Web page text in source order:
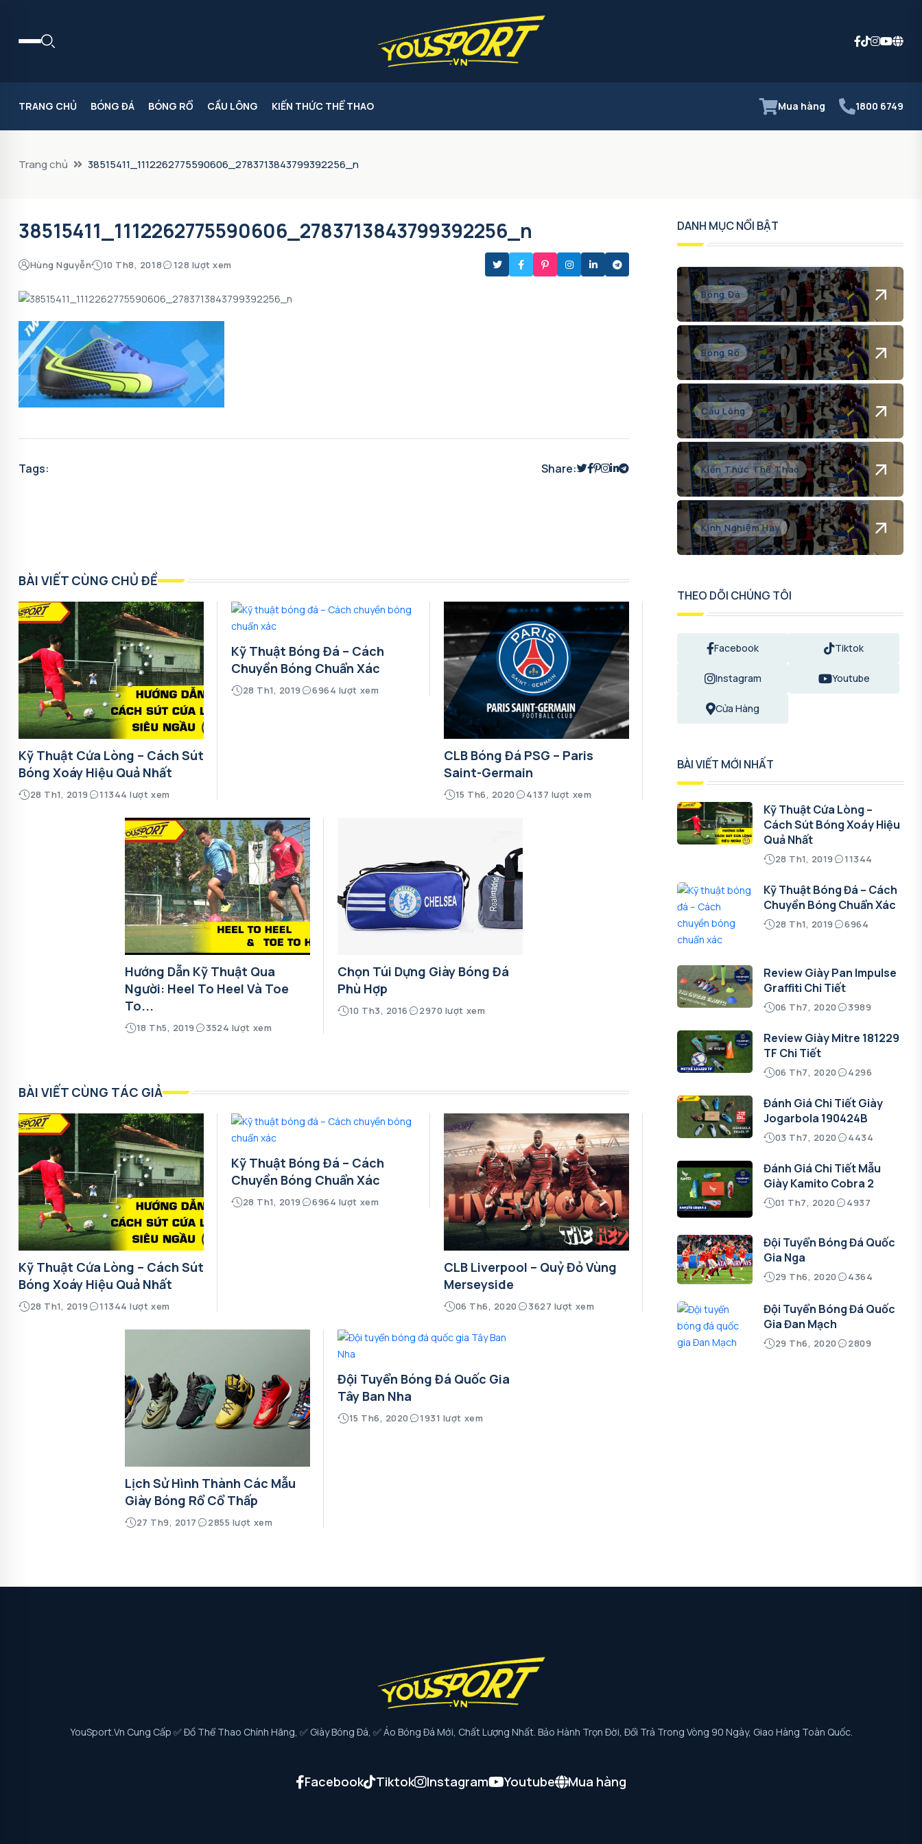
TRANG CHỦ BÓNG ĐÁ BÓNG RỔ CẦU LÔNG KIẾN THỨC THỂ THAO Mua hàng 1800 6749
Trang chủ 38515411_1112262775590606_2783713843799392256_n
38515411_1112262775590606_2783713843799392256_n
Hùng Nguyễn 10 Th8, 2018 128 lượt xem
Tags: Share:
BÀI VIẾT CÙNG CHỦ ĐỀ
Kỹ Thuật Cứa Lòng – Cách Sút
Bóng Xoáy Hiệu Quả Nhất
28 Th1, 2019 11344 lượt xem
Kỹ Thuật Bóng Đá – Cách
Chuyền Bóng Chuẩn Xác
28 Th1, 2019 6964 lượt xem
CLB Bóng Đá PSG – Paris
Saint-Germain
15 Th6, 2020 4137 lượt xem
Hướng Dẫn Kỹ Thuật Qua
Người: Heel To Heel Và Toe
To...
18 Th5, 2019 3524 lượt xem
Chọn Túi Dựng Giày Bóng Đá
Phù Hợp
10 Th3, 2016 2970 lượt xem
BÀI VIẾT CÙNG TÁC GIẢ
Kỹ Thuật Cứa Lòng – Cách Sút
Bóng Xoáy Hiệu Quả Nhất
28 Th1, 2019 11344 lượt xem
Kỹ Thuật Bóng Đá – Cách
Chuyền Bóng Chuẩn Xác
28 Th1, 2019 6964 lượt xem
CLB Liverpool – Quỷ Đỏ Vùng
Merseyside
06 Th6, 2020 3627 lượt xem
Lịch Sử Hình Thành Các Mẫu
Giày Bóng Rổ Cổ Thấp
27 Th9, 2017 2855 lượt xem
Đội Tuyển Bóng Đá Quốc Gia
Tây Ban Nha
15 Th6, 2020 1931 lượt xem
DANH MỤC NỔI BẬT
Bóng Đá
Bóng Rổ
Cầu Lông
Kiến Thức Thể Thao
Kinh Nghiệm Hay
THEO DÕI CHÚNG TÔI
Facebook Tiktok
Instagram Youtube
Cửa Hàng
BÀI VIẾT MỚI NHẤT
Kỹ Thuật Cứa Lòng –
Cách Sút Bóng Xoáy Hiệu
Quả Nhất
28 Th1, 2019 11344
Kỹ Thuật Bóng Đá – Cách
Chuyền Bóng Chuẩn Xác
28 Th1, 2019 6964
Review Giày Pan Impulse
Graffiti Chi Tiết
06 Th7, 2020 3989
Review Giày Mitre 181229
TF Chi Tiết
06 Th7, 2020 4296
Đánh Giá Chi Tiết Giày
Jogarbola 190424B
03 Th7, 2020 4434
Đánh Giá Chi Tiết Mẫu
Giày Kamito Cobra 2
01 Th7, 2020 4937
Đội Tuyển Bóng Đá Quốc
Gia Nga
29 Th6, 2020 4364
Đội Tuyển Bóng Đá Quốc
Gia Đan Mạch
29 Th6, 2020 2809
YouSport.vn Cung Cấp ✅ Đồ Thể Thao Chính Hãng, ✅ Giày Bóng Đá, ✅ Áo Bóng Đá Mới, Chất Lượng Nhất. Bảo Hành Trọn Đời, Đổi Trả Trong Vòng 90 Ngày, Giao Hàng Toàn Quốc.
Facebook Tiktok Instagram Youtube Mua hàng